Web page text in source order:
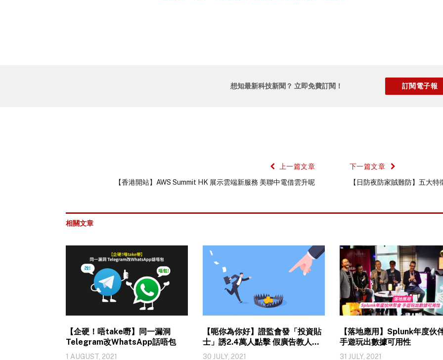
想知最新科技新聞？ 立即免費訂閱！
上一篇文章
【香港開站】AWS Summit HK 展示雲端新服務 美聯中電借雲升呢
下一篇文章
【日防夜防家賊難防】五大
相關文章
【企硬！唔take嘢】同一漏洞
Telegram改WhatsApp話唔包
1 AUGUST, 2021
【呃你為你好】證監會發「投資貼
士」誘2.4萬人點擊 假廣告教人辨
識網絡騙局
30 JULY, 2021
【落地應用】Splunk年度伙
手遊玩出數據可用性
31 JULY, 2021